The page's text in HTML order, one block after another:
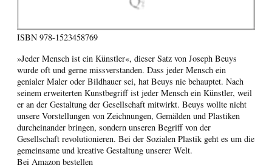
ISBN 978-1523458769
»Jeder Mensch ist ein Künstler«, dieser Satz von Joseph Beuys
wurde oft und gerne missverstanden. Dass jeder Mensch ein
genialer Maler oder Bildhauer sei, hat Beuys nie behauptet. Nach
seinem erweiterten Kunstbegriff ist jeder Mensch ein Künstler, weil
er an der Gestaltung der Gesellschaft mitwirkt. Beuys wollte nicht
unsere Vorstellungen von Zeichnungen, Gemälden und Plastiken
durcheinander bringen, sondern unseren Begriff von der
Gesellschaft revolutionieren. Bei der Sozialen Plastik geht es um die
gemeinsame und kreative Gestaltung unserer Welt.
Bei Amazon bestellen